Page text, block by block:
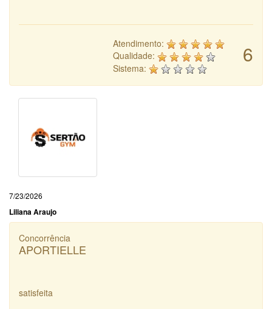
6
Atendimento:
Qualidade:
Sistema:
7/23/2026
Liliana Araujo
Concorrência
APORTIELLE
satisfeita